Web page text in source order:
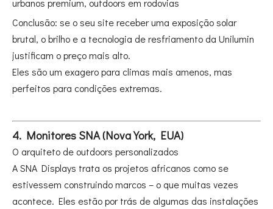
urbanos premium, outdoors em rodovias
Conclusão: se o seu site receber uma exposição solar
brutal, o brilho e a tecnologia de resfriamento da Unilumin
justificam o preço mais alto.
Eles são um exagero para climas mais amenos, mas
perfeitos para condições extremas.
4. Monitores SNA (Nova York, EUA)
O arquiteto de outdoors personalizados
A SNA Displays trata os projetos africanos como se
estivessem construindo marcos – o que muitas vezes
acontece. Eles estão por trás de algumas das instalações